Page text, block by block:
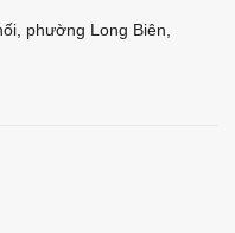
phường Long Biên,